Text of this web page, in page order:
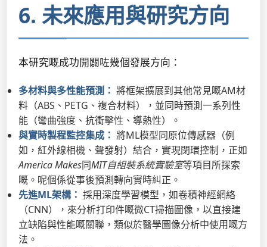
6. 未來應用與研究方向
本研究嘅成功開闢咗幾個發展方向：
多材料與多性能預測： 將框架擴展到其他常見嘅AM材
料（ABS、PETG、複合材料），並同時預測一系列性
能（彎曲強度、抗衝擊性、導熱性）。
與實時製程監控集成： 將ML模型同原位傳感器（例
如，紅外線相機、聲發射）結合，實現閉環控制，正如
America Makes同MIT自組裝系統實驗室等項目所探索
嘅。呢個係從事後預測轉向實時糾正。
先進ML架構： 採用深度學習模型，如卷積神經網絡
（CNN），來分析打印件嘅微CT掃描圖像，以直接建
立缺陷與性能嘅關聯，類似於醫學圖像分析中使用嘅方
法。